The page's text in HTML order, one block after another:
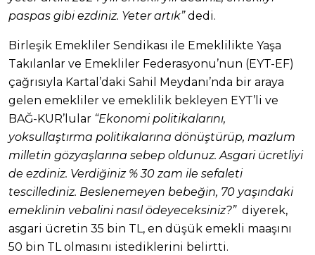
paspas gibi ezdiniz. Yeter artık”dedi.
Birleşik Emekliler Sendikası ile Emeklilikte Yaşa
Takılanlar ve Emekliler Federasyonu’nun (EYT-EF)
çağrısıyla Kartal’daki Sahil Meydanı’nda bir araya
gelen emekliler ve emeklilik bekleyen EYT’li ve
BAĞ-KUR’lular “Ekonomi politikalarını,
yoksullaştırma politikalarına dönüştürüp, mazlum
milletin gözyaşlarına sebep oldunuz. Asgari ücretliyi
de ezdiniz. Verdiğiniz % 30 zam ile sefaleti
tescillediniz. Beslenemeyen bebeğin, 70 yaşındaki
emeklinin vebalini nasıl ödeyeceksiniz?”diyerek,
asgari ücretin 35 bin TL, en düşük emekli maaşını
50 bin TL olmasını istediklerini belirtti.